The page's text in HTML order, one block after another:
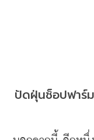
ปัดฝุ่นช็อปฟาร์